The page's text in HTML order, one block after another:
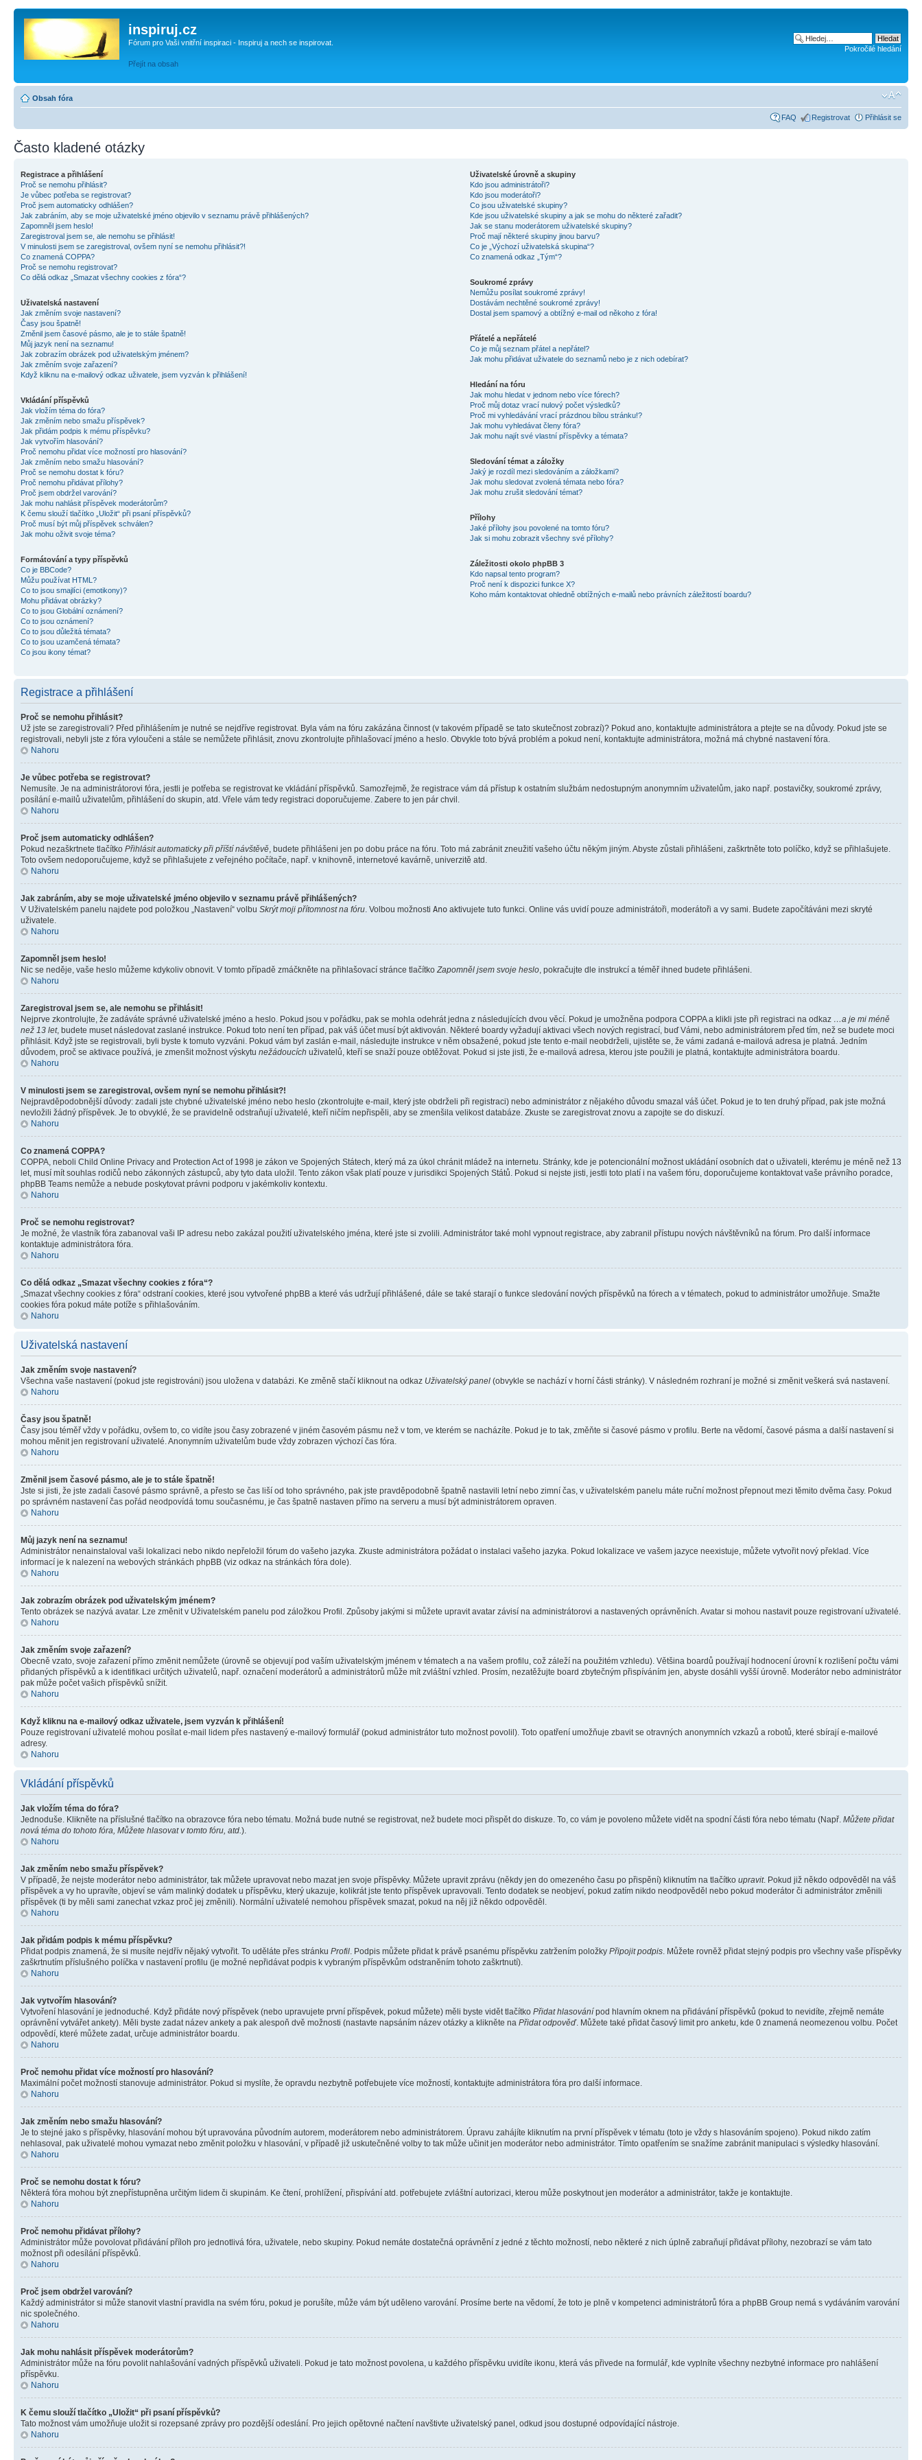
inspiruj.cz
Fórum pro Vaši vnitřní inspiraci - Inspiruj a nech se inspirovat.
Přejít na obsah
Pokročilé hledání
Obsah fóra
FAQ Registrovat Přihlásit se
Často kladené otázky
Registrace a přihlášení
Proč se nemohu přihlásit?
Je vůbec potřeba se registrovat?
Proč jsem automaticky odhlášen?
Jak zabráním, aby se moje uživatelské jméno objevilo v seznamu právě přihlášených?
Zapomněl jsem heslo!
Zaregistroval jsem se, ale nemohu se přihlásit!
V minulosti jsem se zaregistroval, ovšem nyní se nemohu přihlásit?!
Co znamená COPPA?
Proč se nemohu registrovat?
Co dělá odkaz „Smazat všechny cookies z fóra“?
Uživatelská nastavení
Jak změním svoje nastavení?
Časy jsou špatně!
Změnil jsem časové pásmo, ale je to stále špatně!
Můj jazyk není na seznamu!
Jak zobrazím obrázek pod uživatelským jménem?
Jak změním svoje zařazení?
Když kliknu na e-mailový odkaz uživatele, jsem vyzván k přihlášení!
Vkládání příspěvků
Jak vložím téma do fóra?
Jak změním nebo smažu příspěvek?
Jak přidám podpis k mému příspěvku?
Jak vytvořím hlasování?
Proč nemohu přidat více možností pro hlasování?
Jak změním nebo smažu hlasování?
Proč se nemohu dostat k fóru?
Proč nemohu přidávat přílohy?
Proč jsem obdržel varování?
Jak mohu nahlásit příspěvek moderátorům?
K čemu slouží tlačítko „Uložit“ při psaní příspěvků?
Proč musí být můj příspěvek schválen?
Jak mohu oživit svoje téma?
Formátování a typy příspěvků
Co je BBCode?
Můžu používat HTML?
Co to jsou smajlíci (emotikony)?
Mohu přidávat obrázky?
Co to jsou Globální oznámení?
Co to jsou oznámení?
Co to jsou důležitá témata?
Co to jsou uzamčená témata?
Co jsou ikony témat?
Uživatelské úrovně a skupiny
Kdo jsou administrátoři?
Kdo jsou moderátoři?
Co jsou uživatelské skupiny?
Kde jsou uživatelské skupiny a jak se mohu do některé zařadit?
Jak se stanu moderátorem uživatelské skupiny?
Proč mají některé skupiny jinou barvu?
Co je „Výchozí uživatelská skupina“?
Co znamená odkaz „Tým“?
Soukromé zprávy
Nemůžu posílat soukromé zprávy!
Dostávám nechtěné soukromé zprávy!
Dostal jsem spamový a obtížný e-mail od někoho z fóra!
Přátelé a nepřátelé
Co je můj seznam přátel a nepřátel?
Jak mohu přidávat uživatele do seznamů nebo je z nich odebírat?
Hledání na fóru
Jak mohu hledat v jednom nebo více fórech?
Proč můj dotaz vrací nulový počet výsledků?
Proč mi vyhledávání vrací prázdnou bílou stránku!?
Jak mohu vyhledávat členy fóra?
Jak mohu najít své vlastní příspěvky a témata?
Sledování témat a záložky
Jaký je rozdíl mezi sledováním a záložkami?
Jak mohu sledovat zvolená témata nebo fóra?
Jak mohu zrušit sledování témat?
Přílohy
Jaké přílohy jsou povolené na tomto fóru?
Jak si mohu zobrazit všechny své přílohy?
Záležitosti okolo phpBB 3
Kdo napsal tento program?
Proč není k dispozici funkce X?
Koho mám kontaktovat ohledně obtížných e-mailů nebo právních záležitostí boardu?
Registrace a přihlášení
Proč se nemohu přihlásit?
Už jste se zaregistrovali? Před přihlášením je nutné se nejdříve registrovat. Byla vám na fóru zakázána činnost (v takovém případě se tato skutečnost zobrazí)? Pokud ano, kontaktujte administrátora a ptejte se na důvody. Pokud jste se
registrovali, nebyli jste z fóra vyloučeni a stále se nemůžete přihlásit, znovu zkontrolujte přihlašovací jméno a heslo. Obvykle toto bývá problém a pokud není, kontaktujte administrátora, možná má chybné nastavení fóra.
Nahoru
Je vůbec potřeba se registrovat?
Nemusíte. Je na administrátorovi fóra, jestli je potřeba se registrovat ke vkládání příspěvků. Samozřejmě, že registrace vám dá přístup k ostatním službám nedostupným anonymním uživatelům, jako např. postavičky, soukromé zprávy,
posílání e-mailů uživatelům, přihlášení do skupin, atd. Vřele vám tedy registraci doporučujeme. Zabere to jen pár chvil.
Nahoru
Proč jsem automaticky odhlášen?
Pokud nezaškrtnete tlačítko Přihlásit automaticky při příští návštěvě, budete přihlášeni jen po dobu práce na fóru. Toto má zabránit zneužití vašeho účtu někým jiným. Abyste zůstali přihlášeni, zaškrtněte toto políčko, když se přihlašujete.
Toto ovšem nedoporučujeme, když se přihlašujete z veřejného počítače, např. v knihovně, internetové kavárně, univerzitě atd.
Nahoru
Jak zabráním, aby se moje uživatelské jméno objevilo v seznamu právě přihlášených?
V Uživatelském panelu najdete pod položkou „Nastavení“ volbu Skrýt moji přítomnost na fóru. Volbou možnosti Ano aktivujete tuto funkci. Online vás uvidí pouze administrátoři, moderátoři a vy sami. Budete započítáváni mezi skryté
uživatele.
Nahoru
Zapomněl jsem heslo!
Nic se neděje, vaše heslo můžeme kdykoliv obnovit. V tomto případě zmáčkněte na přihlašovací stránce tlačítkoZapomněl jsem svoje heslo, pokračujte dle instrukcí a téměř ihned budete přihlášeni.
Nahoru
Zaregistroval jsem se, ale nemohu se přihlásit!
Nejprve zkontrolujte, že zadáváte správné uživatelské jméno a heslo. Pokud jsou v pořádku, pak se mohla odehrát jedna z následujících dvou věcí. Pokud je umožněna podpora COPPA a klikli jste při registraci na odkaz …a je mi méně
než 13 let, budete muset následovat zaslané instrukce. Pokud toto není ten případ, pak váš účet musí být aktivován. Některé boardy vyžadují aktivaci všech nových registrací, buď Vámi, nebo administrátorem před tím, než se budete moci
přihlásit. Když jste se registrovali, byli byste k tomuto vyzváni. Pokud vám byl zaslán e-mail, následujte instrukce v něm obsažené, pokud jste tento e-mail neobdrželi, ujistěte se, že vámi zadaná e-mailová adresa je platná. Jedním
důvodem, proč se aktivace používá, je zmenšit možnost výskytu nežádoucích uživatelů, kteří se snaží pouze obtěžovat. Pokud si jste jisti, že e-mailová adresa, kterou jste použili je platná, kontaktujte administrátora boardu.
Nahoru
V minulosti jsem se zaregistroval, ovšem nyní se nemohu přihlásit?!
Nejpravděpodobnější důvody: zadali jste chybné uživatelské jméno nebo heslo (zkontrolujte e-mail, který jste obdrželi při registraci) nebo administrátor z nějakého důvodu smazal váš účet. Pokud je to ten druhý případ, pak jste možná
nevložili žádný příspěvek. Je to obvyklé, že se pravidelně odstraňují uživatelé, kteří ničím nepřispěli, aby se zmenšila velikost databáze. Zkuste se zaregistrovat znovu a zapojte se do diskuzí.
Nahoru
Co znamená COPPA?
COPPA, neboli Child Online Privacy and Protection Act of 1998 je zákon ve Spojených Státech, který má za úkol chránit mládež na internetu. Stránky, kde je potencionální možnost ukládání osobních dat o uživateli, kterému je méně než 13
let, musí mít souhlas rodičů nebo zákonných zástupců, aby tyto data uložil. Tento zákon však platí pouze v jurisdikci Spojených Států. Pokud si nejste jisti, jestli toto platí i na vašem fóru, doporučujeme kontaktovat vaše právního poradce,
phpBB Teams nemůže a nebude poskytovat právni podporu v jakémkoliv kontextu.
Nahoru
Proč se nemohu registrovat?
Je možné, že vlastník fóra zabanoval vaši IP adresu nebo zakázal použití uživatelského jména, které jste si zvolili. Administrátor také mohl vypnout registrace, aby zabranil přístupu nových návštěvníků na fórum. Pro další informace
kontaktuje administrátora fóra.
Nahoru
Co dělá odkaz „Smazat všechny cookies z fóra“?
„Smazat všechny cookies z fóra“ odstraní cookies, které jsou vytvořené phpBB a které vás udržují přihlášené, dále se také starají o funkce sledování nových příspěvků na fórech a v tématech, pokud to administrátor umožňuje. Smažte
cookies fóra pokud máte potíže s přihlašováním.
Nahoru
Uživatelská nastavení
Jak změním svoje nastavení?
Všechna vaše nastavení (pokud jste registrováni) jsou uložena v databázi. Ke změně stačí kliknout na odkaz Uživatelský panel (obvykle se nachází v horní části stránky). V následném rozhraní je možné si změnit veškerá svá nastavení.
Nahoru
Časy jsou špatně!
Časy jsou téměř vždy v pořádku, ovšem to, co vidíte jsou časy zobrazené v jiném časovém pásmu než v tom, ve kterém se nacházíte. Pokud je to tak, změňte si časové pásmo v profilu. Berte na vědomí, časové pásma a další nastavení si
mohou měnit jen registrovaní uživatelé. Anonymním uživatelům bude vždy zobrazen výchozí čas fóra.
Nahoru
Změnil jsem časové pásmo, ale je to stále špatně!
Jste si jisti, že jste zadali časové pásmo správně, a přesto se čas liší od toho správného, pak jste pravděpodobně špatně nastavili letní nebo zimní čas, v uživatelském panelu máte ruční možnost přepnout mezi těmito dvěma časy. Pokud
po správném nastavení čas pořád neodpovídá tomu současnému, je čas špatně nastaven přímo na serveru a musí být administrátorem opraven.
Nahoru
Můj jazyk není na seznamu!
Administrátor nenainstaloval vaši lokalizaci nebo nikdo nepřeložil fórum do vašeho jazyka. Zkuste administrátora požádat o instalaci vašeho jazyka. Pokud lokalizace ve vašem jazyce neexistuje, můžete vytvořit nový překlad. Více
informací je k nalezení na webových stránkách phpBB (viz odkaz na stránkách fóra dole).
Nahoru
Jak zobrazím obrázek pod uživatelským jménem?
Tento obrázek se nazývá avatar. Lze změnit v Uživatelském panelu pod záložkou Profil. Způsoby jakými si můžete upravit avatar závisí na administrátorovi a nastavených oprávněních. Avatar si mohou nastavit pouze registrovaní uživatelé.
Nahoru
Jak změním svoje zařazení?
Obecně vzato, svoje zařazení přímo změnit nemůžete (úrovně se objevují pod vaším uživatelským jménem v tématech a na vašem profilu, což záleží na použitém vzhledu). Většina boardů používají hodnocení úrovní k rozlišení počtu vámi
přidaných příspěvků a k identifikaci určitých uživatelů, např. označení moderátorů a administrátorů může mít zvláštní vzhled. Prosím, nezatěžujte board zbytečným přispíváním jen, abyste dosáhli vyšší úrovně. Moderátor nebo administrátor
pak může počet vašich příspěvků snížit.
Nahoru
Když kliknu na e-mailový odkaz uživatele, jsem vyzván k přihlášení!
Pouze registrovaní uživatelé mohou posílat e-mail lidem přes nastavený e-mailový formulář (pokud administrátor tuto možnost povolil). Toto opatření umožňuje zbavit se otravných anonymních vzkazů a robotů, které sbírají e-mailové
adresy.
Nahoru
Vkládání příspěvků
Jak vložím téma do fóra?
Jednoduše. Klikněte na příslušné tlačítko na obrazovce fóra nebo tématu. Možná bude nutné se registrovat, než budete moci přispět do diskuze. To, co vám je povoleno můžete vidět na spodní části fóra nebo tématu (Např. Můžete přidat
nová téma do tohoto fóra, Můžete hlasovat v tomto fóru, atd.).
Nahoru
Jak změním nebo smažu příspěvek?
V případě, že nejste moderátor nebo administrátor, tak můžete upravovat nebo mazat jen svoje příspěvky. Můžete upravit zprávu (někdy jen do omezeného času po přispění) kliknutím na tlačítko upravit. Pokud již někdo odpověděl na váš
příspěvek a vy ho upravíte, objeví se vám malinký dodatek u příspěvku, který ukazuje, kolikrát jste tento příspěvek upravovali. Tento dodatek se neobjeví, pokud zatím nikdo neodpověděl nebo pokud moderátor či administrátor změnili
příspěvek (ti by měli sami zanechat vzkaz proč jej změnili). Normální uživatelé nemohou příspěvek smazat, pokud na něj již někdo odpověděl.
Nahoru
Jak přidám podpis k mému příspěvku?
Přidat podpis znamená, že si musíte nejdřív nějaký vytvořit. To uděláte přes stránku Profil. Podpis můžete přidat k právě psanému příspěvku zatržením položky Připojit podpis. Můžete rovněž přidat stejný podpis pro všechny vaše příspěvky
zaškrtnutím příslušného políčka v nastavení profilu (je možné nepřidávat podpis k vybraným příspěvkům odstraněním tohoto zaškrtnutí).
Nahoru
Jak vytvořím hlasování?
Vytvoření hlasování je jednoduché. Když přidáte nový příspěvek (nebo upravujete první příspěvek, pokud můžete) měli byste vidět tlačítko Přidat hlasování pod hlavním oknem na přidávání příspěvků (pokud to nevidíte, zřejmě nemáte
oprávnění vytvářet ankety). Měli byste zadat název ankety a pak alespoň dvě možnosti (nastavte napsáním název otázky a klikněte na Přidat odpověď. Můžete také přidat časový limit pro anketu, kde 0 znamená neomezenou volbu. Počet
odpovědí, které můžete zadat, určuje administrátor boardu.
Nahoru
Proč nemohu přidat více možností pro hlasování?
Maximální počet možností stanovuje administrátor. Pokud si myslíte, že opravdu nezbytně potřebujete více možností, kontaktujte administrátora fóra pro další informace.
Nahoru
Jak změním nebo smažu hlasování?
Je to stejné jako s příspěvky, hlasování mohou být upravována původním autorem, moderátorem nebo administrátorem. Úpravu zahájíte kliknutím na první příspěvek v tématu (toto je vždy s hlasováním spojeno). Pokud nikdo zatím
nehlasoval, pak uživatelé mohou vymazat nebo změnit položku v hlasování, v případě již uskutečněné volby to tak může učinit jen moderátor nebo administrátor. Tímto opatřením se snažíme zabránit manipulaci s výsledky hlasování.
Nahoru
Proč se nemohu dostat k fóru?
Některá fóra mohou být znepřístupněna určitým lidem či skupinám. Ke čtení, prohlížení, přispívání atd. potřebujete zvláštní autorizaci, kterou může poskytnout jen moderátor a administrátor, takže je kontaktujte.
Nahoru
Proč nemohu přidávat přílohy?
Administrátor může povolovat přidávání příloh pro jednotlivá fóra, uživatele, nebo skupiny. Pokud nemáte dostatečná oprávnění z jedné z těchto možností, nebo některé z nich úplně zabraňují přidávat přílohy, nezobrazí se vám tato
možnost při odesílání příspěvků.
Nahoru
Proč jsem obdržel varování?
Každý administrátor si může stanovit vlastní pravidla na svém fóru, pokud je porušíte, může vám být uděleno varování. Prosíme berte na vědomí, že toto je plně v kompetenci administrátorů fóra a phpBB Group nemá s vydáváním varování
nic společného.
Nahoru
Jak mohu nahlásit příspěvek moderátorům?
Administrátor může na fóru povolit nahlašování vadných příspěvků uživateli. Pokud je tato možnost povolena, u každého příspěvku uvidíte ikonu, která vás přivede na formulář, kde vyplníte všechny nezbytné informace pro nahlášení
příspěvku.
Nahoru
K čemu slouží tlačítko „Uložit“ při psaní příspěvků?
Tato možnost vám umožňuje uložit si rozepsané zprávy pro pozdější odeslání. Pro jejich opětovné načtení navštivte uživatelský panel, odkud jsou dostupné odpovídající nástroje.
Nahoru